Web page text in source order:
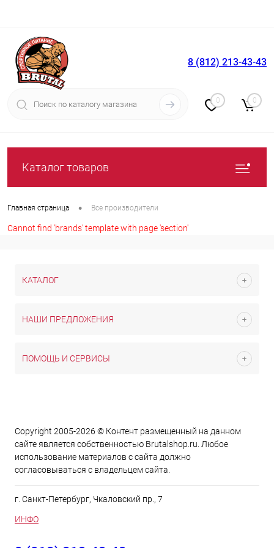
Вход Регистрация
8 (812) 213-43-43
0 0
Каталог товаров
Главная страница • Все производители
Cannot find 'brands' template with page 'section'
КАТАЛОГ
НАШИ ПРЕДЛОЖЕНИЯ
ПОМОЩЬ И СЕРВИСЫ
Copyright 2005-2026 © Контент размещенный на данном
сайте является cобственностью Brutalshop.ru. Любое
использование материалов с сайта должно
согласовываться с владельцем сайта.
г. Санкт-Петербург, Чкаловский пр., 7
ИНФО